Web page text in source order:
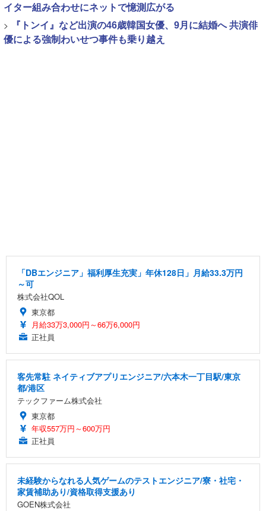
イター組み合わせにネットで憶測広がる
>
『トンイ』など出演の46歳韓国女優、9月に結婚へ 共演俳
優による強制わいせつ事件も乗り越え
「DBエンジニア」福利厚生充実」年休128日」月給33.3万円
～可
株式会社QOL
東京都
月給33万3,000円～66万6,000円
正社員
客先常駐 ネイティブアプリエンジニア/六本木一丁目駅/東京
都/港区
テックファーム株式会社
東京都
年収557万円～600万円
正社員
未経験からなれる人気ゲームのテストエンジニア/寮・社宅・
家賃補助あり/資格取得支援あり
GOEN株式会社